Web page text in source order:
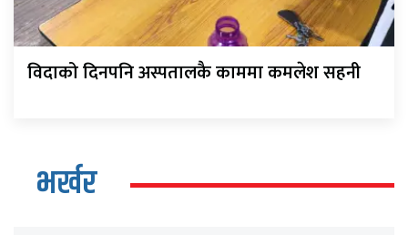
विदाको दिनपनि अस्पतालकै काममा कमलेश सहनी
भर्खर